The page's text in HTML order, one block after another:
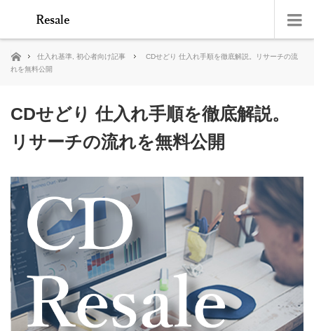
ホーム仕入れ基準 初心者向け記事
CDせどり 仕入れ手順を徹底解説。リサーチの流
れを無料公開
CDせどり 仕入れ手順を徹底解説。
リサーチの流れを無料公開